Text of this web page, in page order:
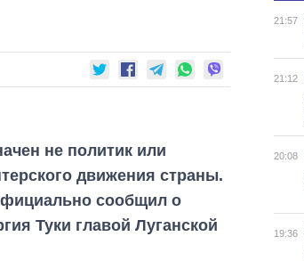
не политик или
движения страны.
сообщил о
Туки главой Луганской
21:57
21:12
20:08
19:36